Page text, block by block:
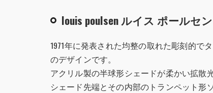
louis poulsen ルイス ポールセ
1971年に発表された均整の取れた彫刻的で
のデザインです。
アクリル製の半球形シェードが柔かい拡散
シェード先端とその内部のトランペット形